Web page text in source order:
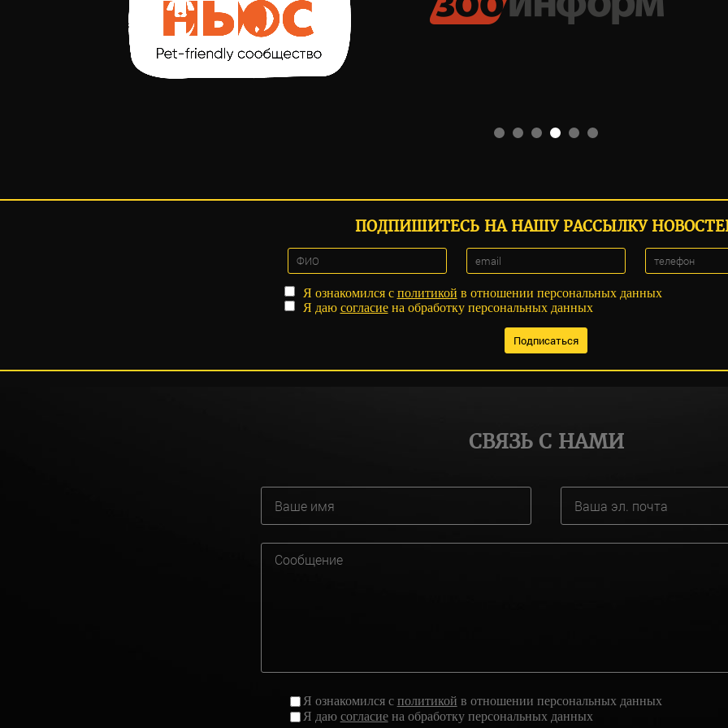
ПОДПИШИТЕСЬ НА НАШУ РАССЫЛКУ
Я ознакомился с политикой в отношении персональных данных
Я даю согласиена обработку персональных данных
СВЯЗЬ С НАМИ
Я ознакомился с политикой в отношении персональных данных
Я даю согласиена обработку персональных данных